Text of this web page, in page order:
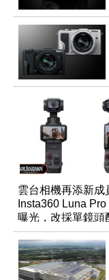
雲台相機再添新成
Insta360 Luna
曝光，改採單鏡頭